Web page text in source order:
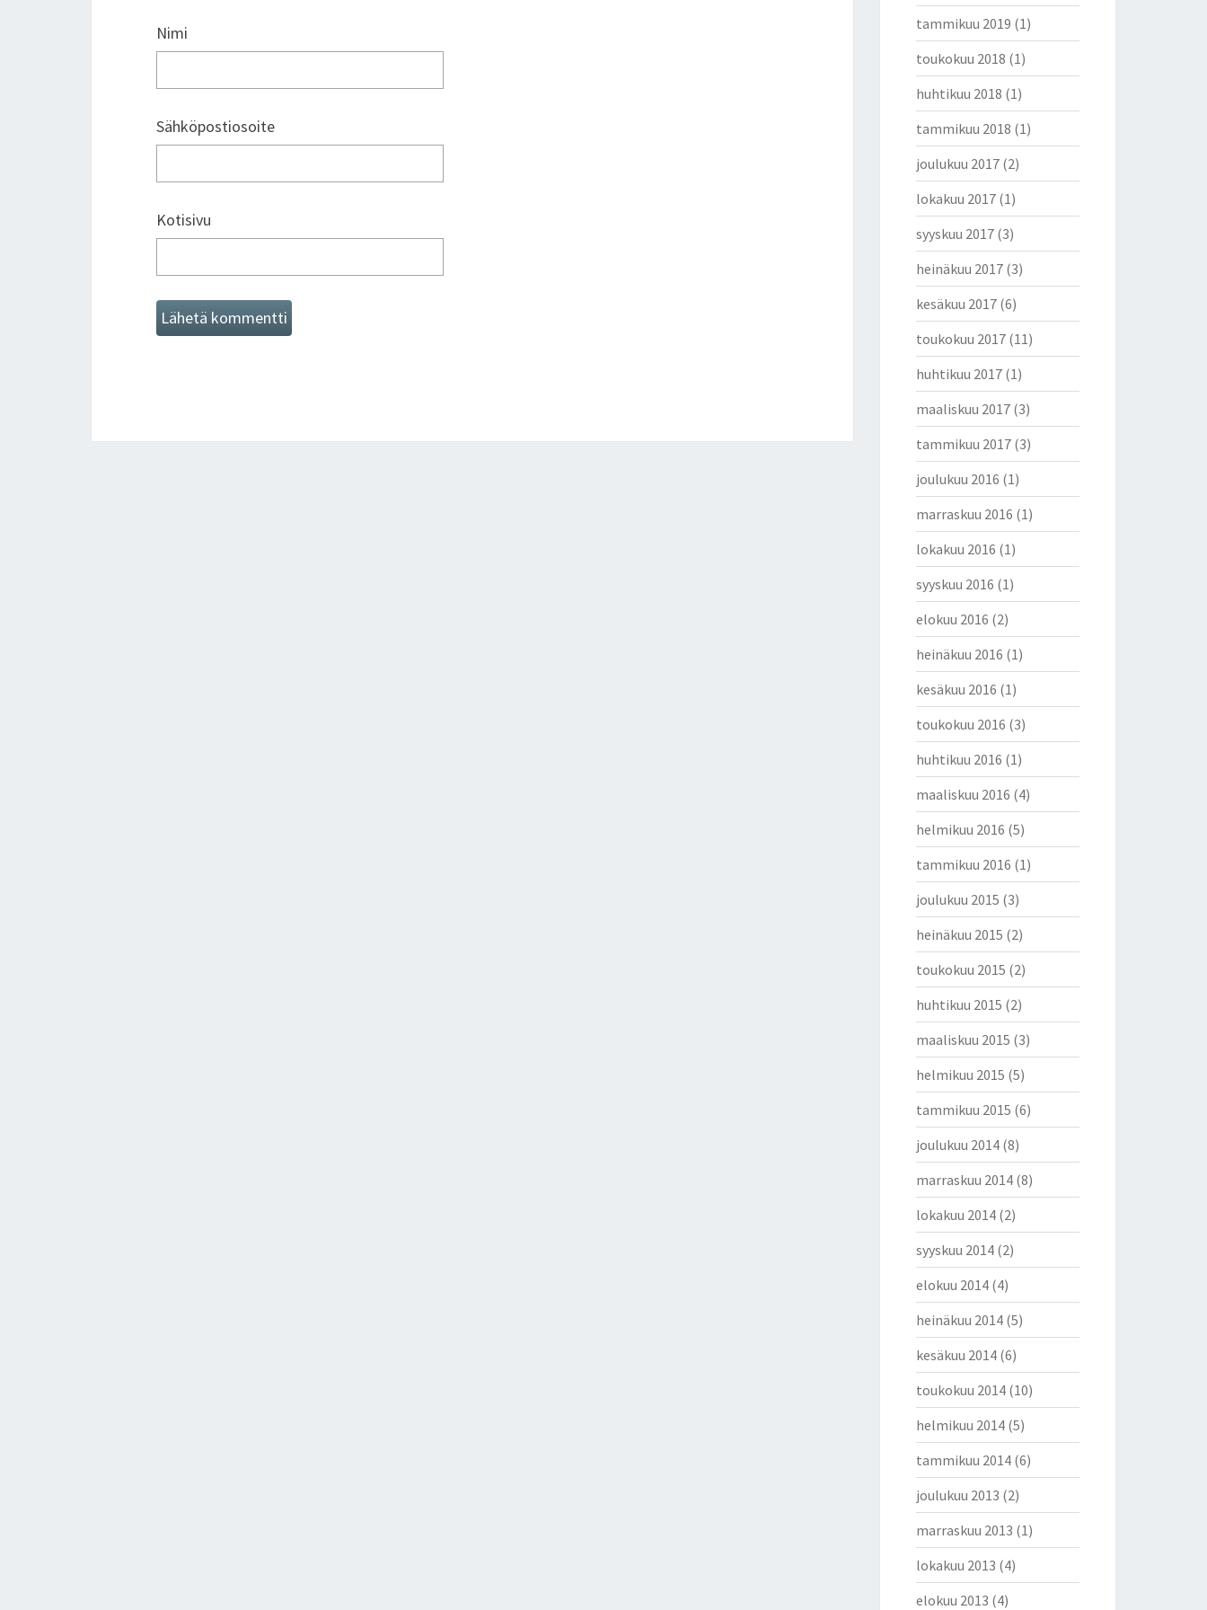
Nimi
Sähköpostiosoite
Kotisivu
tammikuu 2019 (1)
toukokuu 2018 (1)
huhtikuu 2018 (1)
tammikuu 2018 (1)
joulukuu 2017(2)
lokakuu 2017(1)
syyskuu 2017(3)
heinäkuu 2017(3)
kesäkuu 2017(6)
toukokuu 2017(11)
huhtikuu 2017(1)
maaliskuu 2017(3)
tammikuu 2017(3)
joulukuu 2016 (1)
marraskuu 2016 (1)
lokakuu 2016 (1)
syyskuu 2016 (1)
elokuu 2016 (2)
heinäkuu 2016 (1)
kesäkuu 2016 (1)
toukokuu 2016 (3)
huhtikuu 2016 (1)
maaliskuu 2016 (4)
helmikuu 2016 (5)
tammikuu 2016 (1)
joulukuu 2015 (3)
heinäkuu 2015 (2)
toukokuu 2015 (2)
huhtikuu 2015 (2)
maaliskuu 2015 (3)
helmikuu 2015 (5)
tammikuu 2015 (6)
joulukuu 2014(8)
marraskuu 2014(8)
lokakuu 2014(2)
syyskuu 2014(2)
elokuu 2014(4)
heinäkuu 2014(5)
kesäkuu 2014(6)
toukokuu 2014(10)
helmikuu 2014(5)
tammikuu 2014(6)
joulukuu 2013 (2)
marraskuu 2013 (1)
lokakuu 2013 (4)
elokuu 2013 (4)